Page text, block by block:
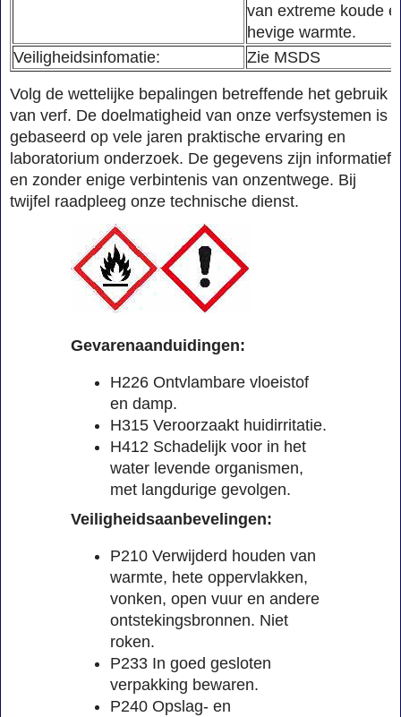
van extreme koude
hevige warmte.
Veiligheidsinfomatie:
Zie MSDS
Volg de wettelijke bepalingen betreffende het gebruik
van verf. De doelmatigheid van onze verfsystemen is
gebaseerd op vele jaren praktische ervaring en
laboratorium onderzoek. De gegevens zijn informatief
en zonder enige verbintenis van onzentwege. Bij
twijfel raadpleeg onze technische dienst.
Gevarenaanduidingen:
H226 Ontvlambare vloeistof
en damp.
H315 Veroorzaakt huidirritatie.
H412 Schadelijk voor in het
water levende organismen,
met langdurige gevolgen.
Veiligheidsaanbevelingen:
P210 Verwijderd houden van
warmte, hete oppervlakken,
vonken, open vuur en andere
ontstekingsbronnen. Niet
roken.
P233 In goed gesloten
verpakking bewaren.
P240 Opslag- en